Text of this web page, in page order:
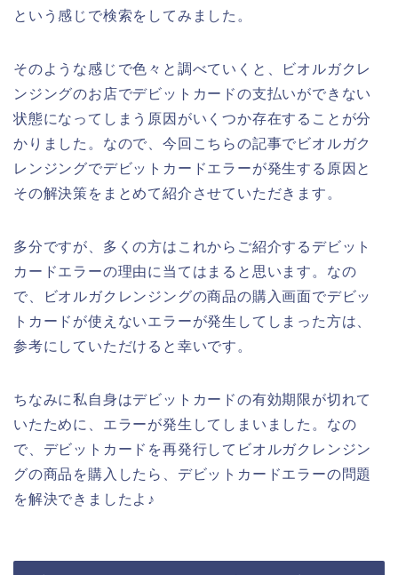
という感じで検索をしてみました。
そのような感じで色々と調べていくと、ビオルガクレ
ンジングのお店でデビットカードの支払いができない
状態になってしまう原因がいくつか存在することが分
かりました。なので、今回こちらの記事でビオルガク
レンジングでデビットカードエラーが発生する原因と
その解決策をまとめて紹介させていただきます。
多分ですが、多くの方はこれからご紹介するデビット
カードエラーの理由に当てはまると思います。なの
で、ビオルガクレンジングの商品の購入画面でデビッ
トカードが使えないエラーが発生してしまった方は、
参考にしていただけると幸いです。
ちなみに私自身はデビットカードの有効期限が切れて
いたために、エラーが発生してしまいました。なの
で、デビットカードを再発行してビオルガクレンジン
グの商品を購入したら、デビットカードエラーの問題
を解決できましたよ♪